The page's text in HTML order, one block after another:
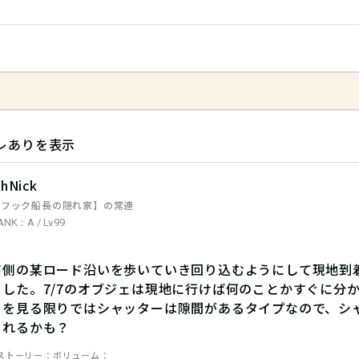
ありを表示
ック船長の隠れ家】の常連
：A / Lv.99
の某ロード沿いを歩いていき回り込むようにして現地
た。7/7のオブジェは現地に行けば何のことかすぐに
見る限りではシャッターは隙間があるタイプなので、シ
るかも？
トーリー ボリューム